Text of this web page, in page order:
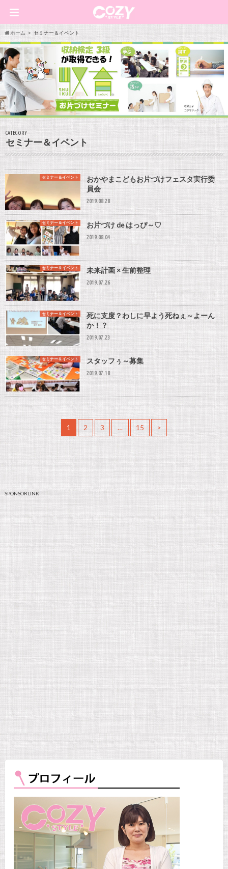
ホーム セミナー＆イベント
CATEGORY
セミナー＆イベント
セミナー＆イベント
おかやまこどもお片づけフェスタ実行委
員会
2019.08.28
セミナー＆イベント お片づけ de はっぴ～♡
2019.08.04
セミナー＆イベント 未来計画 × 生前整理
2019.07.26
セミナー＆イベント
死に支度？わしに早よう死ねぇ～よーん
か！？
2019.07.23
セミナー＆イベント スタッフぅ～募集
2019.07.18
1 2 3 … 15 >
SPONSORLINK